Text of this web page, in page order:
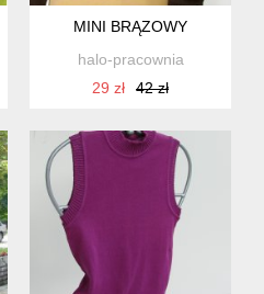
MINI BRĄZOWY
halo-pracownia
29 zł
42 zł